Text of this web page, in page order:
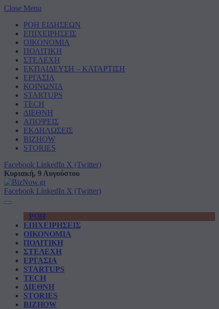
Close Menu
ΡΟΗ ΕΙΔΗΣΕΩΝ
ΕΠΙΧΕΙΡΗΣΕΙΣ
ΟΙΚΟΝΟΜΙΑ
ΠΟΛΙΤΙΚΗ
ΣΤΕΛΕΧΗ
ΕΚΠΑΙΔΕΥΣΗ – ΚΑΤΑΡΤΙΣΗ
ΕΡΓΑΣΙΑ
ΚΟΙΝΩΝΙΑ
STARTUPS
TECH
ΔΙΕΘΝΗ
ΑΠΟΨΕΙΣ
ΕΚΔΗΛΩΣΕΙΣ
BIZHOW
STORIES
Facebook LinkedIn X (Twitter)
Κυριακή, 9 Αυγούστου
Facebook LinkedIn X (Twitter)
ΡΟΗ
ΕΠΙΧΕΙΡΗΣΕΙΣ
ΟΙΚΟΝΟΜΙΑ
ΠΟΛΙΤΙΚΗ
ΣΤΕΛΕΧΗ
ΕΡΓΑΣΙΑ
STARTUPS
TECH
ΔΙΕΘΝΗ
STORIES
BIZHOW